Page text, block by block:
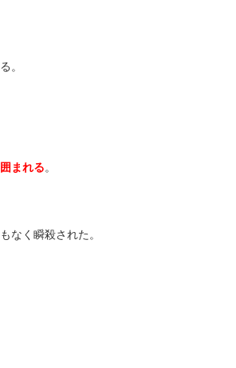
。
まれる。
なく瞬殺された。